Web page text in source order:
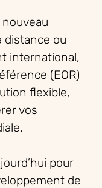
distance ou
international,
(EOR)
flexible,
vos
pour
de